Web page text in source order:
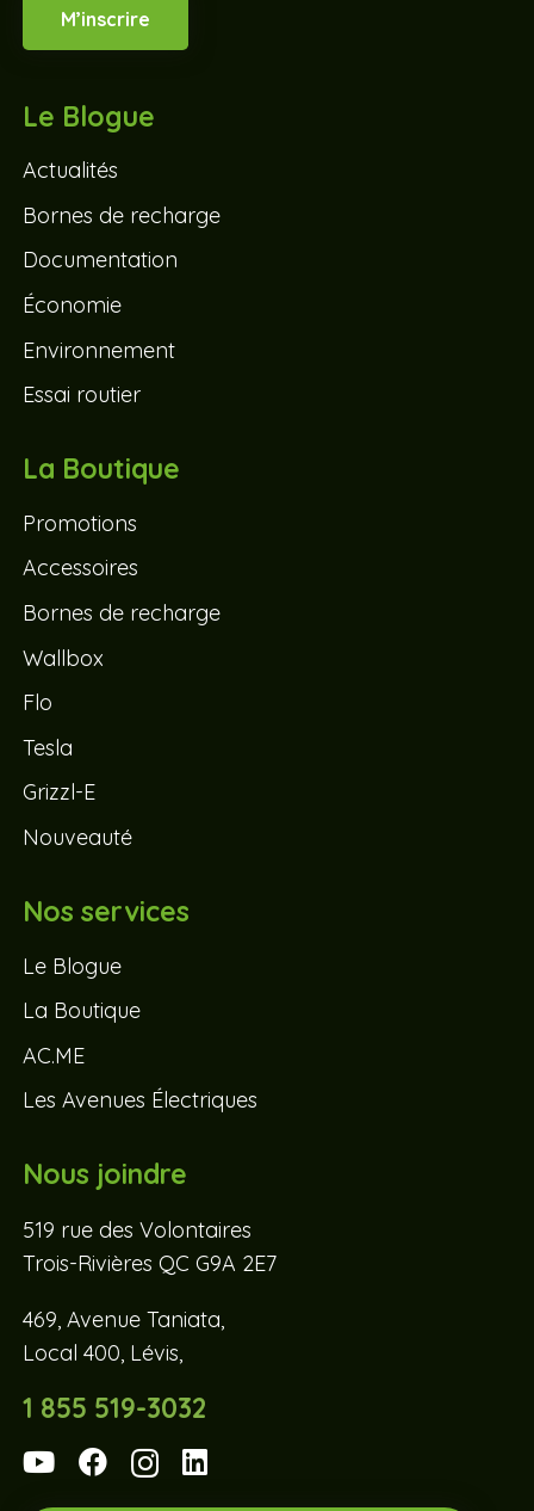
M’inscrire
Le Blogue
Actualités
Bornes de recharge
Documentation
Économie
Environnement
Essai routier
La Boutique
Promotions
Accessoires
Bornes de recharge
Wallbox
Flo
Tesla
Grizzl-E
Nouveauté
Nos services
Le Blogue
La Boutique
AC.ME
Les Avenues Électriques
Nous joindre
519 rue des Volontaires
Trois-Rivières QC G9A 2E7
469, Avenue Taniata,
Local 400, Lévis,
1 855 519-3032